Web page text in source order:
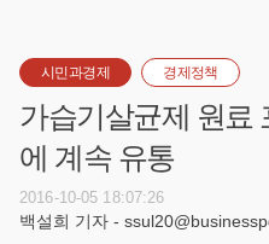
시민과경제 경제정책
가습기살균제 원료
에 계속 유통
2016-10-05 18:07:26
백설희 기자 -